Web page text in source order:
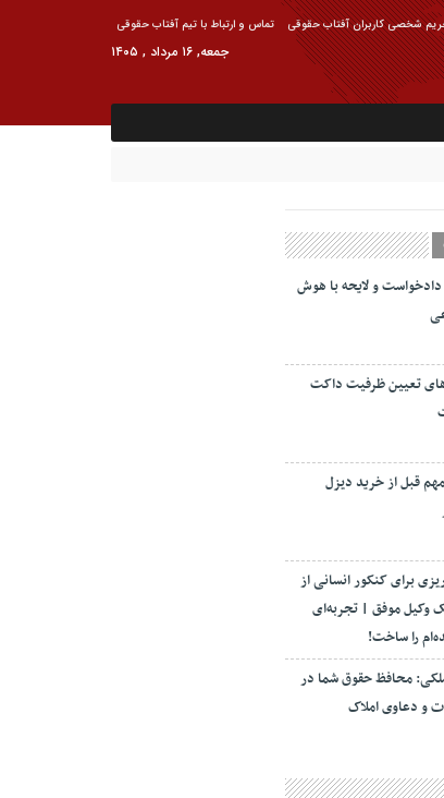
تماس و ارتباط با تیم آفتاب حقوقی شخصی کاربران آفتاب حقوقی
جمعه, ۱۶ مرداد , ۱۴۰۵
و لایحه با هوش
تعیین ظرفیت داکت
قبل از خرید دیزل
برای کنکور انسانی از
وکیل موفق | تجربه‌ای
را ساخت!
محافظ حقوق شما در
و دعاوی املاک